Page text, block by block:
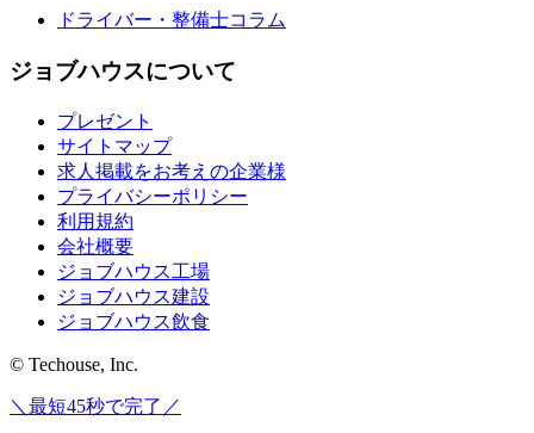
ドライバー・整備士コラム
ジョブハウスについて
プレゼント
サイトマップ
求人掲載をお考えの企業様
プライバシーポリシー
利用規約
会社概要
ジョブハウス工場
ジョブハウス建設
ジョブハウス飲食
© Techouse, Inc.
＼最短45秒で完了／